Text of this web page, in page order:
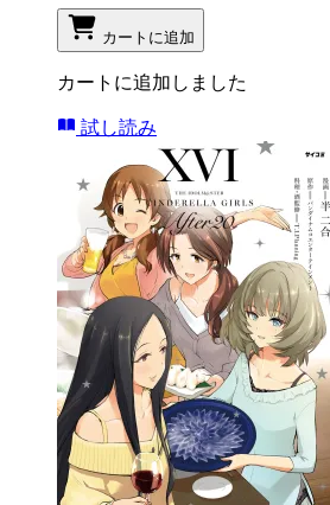
カートに追加
カートに追加しました
試し読み